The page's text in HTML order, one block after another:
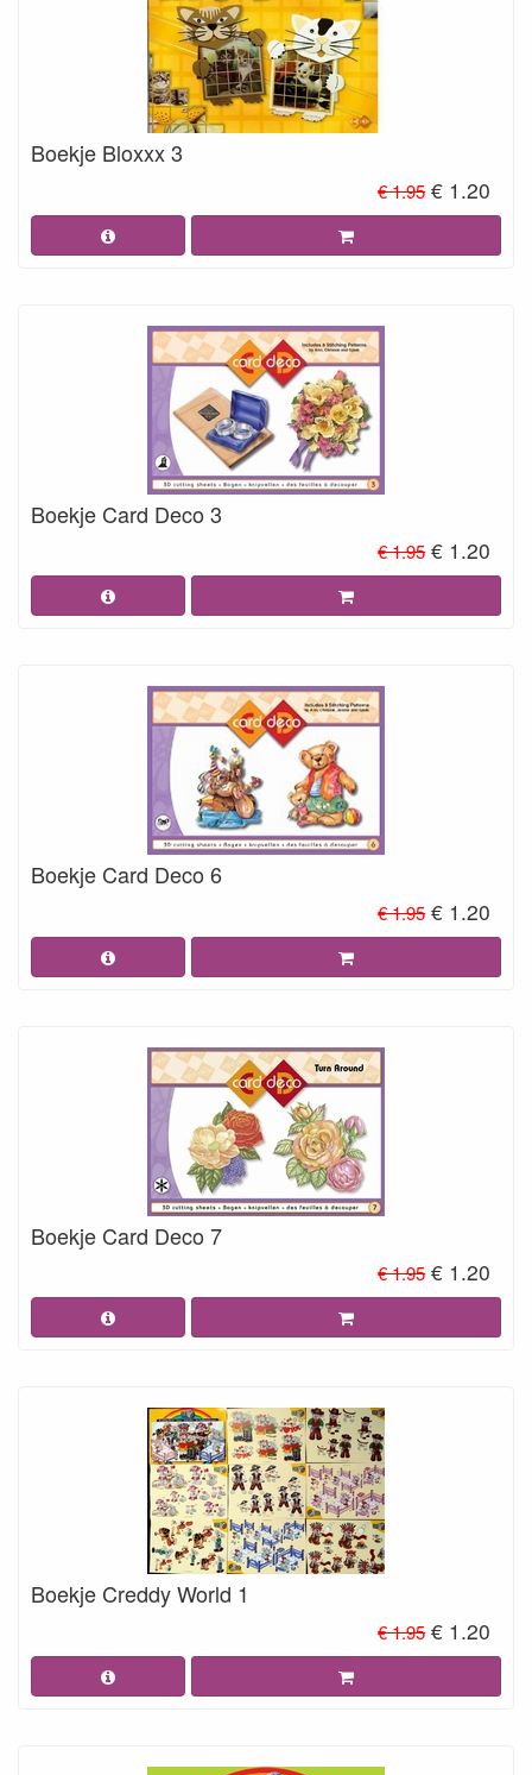
Boekje Bloxxx 3
€ 1.95 € 1.20
Boekje Card Deco 3
€ 1.95 € 1.20
Boekje Card Deco 6
€ 1.95 € 1.20
Boekje Card Deco 7
€ 1.95 € 1.20
Boekje Creddy World 1
€ 1.95 € 1.20